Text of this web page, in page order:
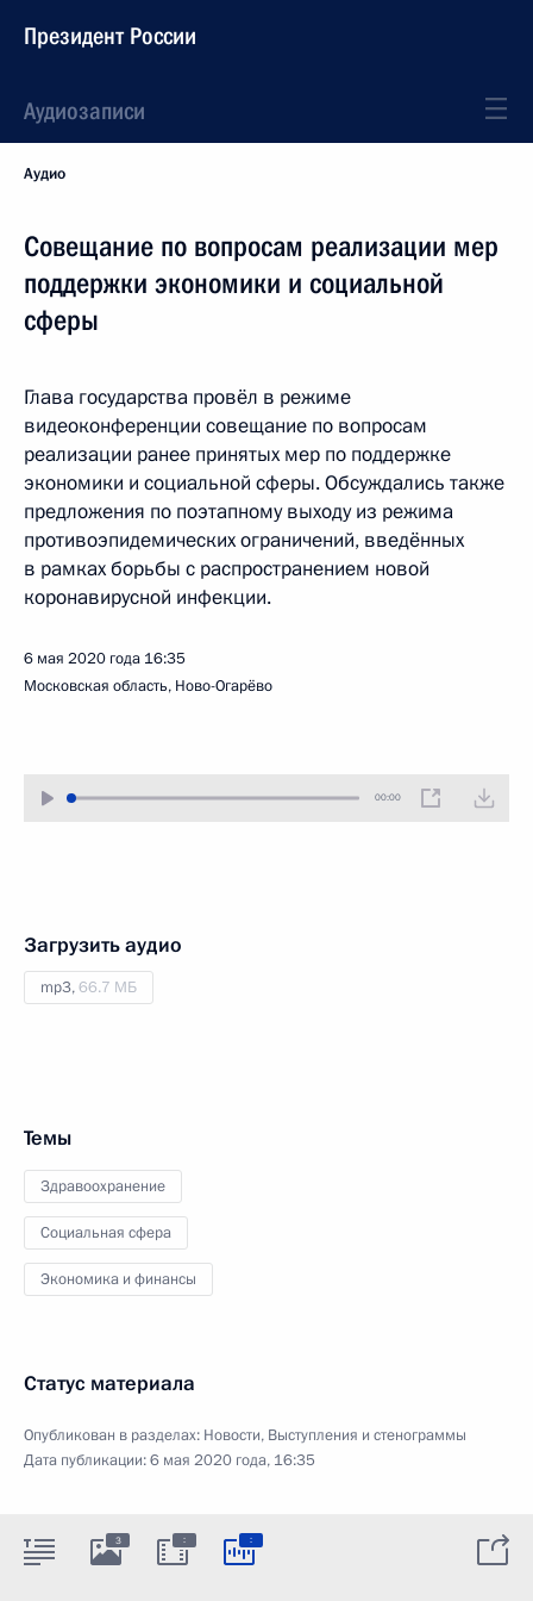
Президент России
Аудиозаписи
Аудио
Совещание по вопросам реализации мер
поддержки экономики и социальной
сферы
Глава государства провёл в режиме
видеоконференции совещание по вопросам
реализации ранее принятых мер по поддержке
экономики и социальной сферы. Обсуждались также
предложения по поэтапному выходу из режима
противоэпидемических ограничений, введённых
в рамках борьбы с распространением новой
коронавирусной инфекции.
6 мая 2020 года 16:35
Московская область, Ново-Огарёво
00:00
Загрузить аудио
mp3,66.7 МБ
Темы
Здравоохранение
Социальная сфера
Экономика и финансы
Статус материала
Опубликован в разделах: Новости, Выступления и стенограммы
Дата публикации:6 мая 2020 года, 16:35
3 : :